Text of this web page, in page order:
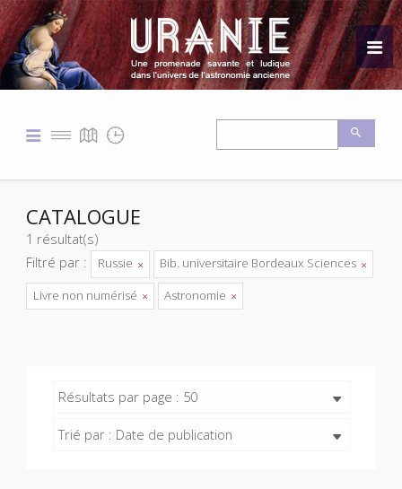
CATALOGUE
1 résultat(s)
Filtré par :
Russie
Bib. universitaire Bordeaux Sciences
Livre non numérisé
Astronomie
Résultats par page : 50
Trié par : Date de publication